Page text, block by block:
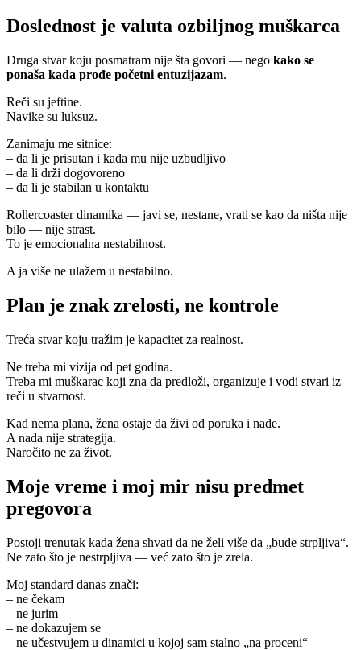
Doslednost je valuta ozbiljnog muškarca
Druga stvar koju posmatram nije šta govori — nego kako se
ponaša kada prođe početni entuzijazam.
Reči su jeftine.
Navike su luksuz.
Zanimaju me sitnice:
– da li je prisutan i kada mu nije uzbudljivo
– da li drži dogovoreno
– da li je stabilan u kontaktu
Rollercoaster dinamika — javi se, nestane, vrati se kao da ništa nije
bilo — nije strast.
To je emocionalna nestabilnost.
A ja više ne ulažem u nestabilno.
Plan je znak zrelosti, ne kontrole
Treća stvar koju tražim je kapacitet za realnost.
Ne treba mi vizija od pet godina.
Treba mi muškarac koji zna da predloži, organizuje i vodi stvari iz
reči u stvarnost.
Kad nema plana, žena ostaje da živi od poruka i nade.
A nada nije strategija.
Naročito ne za život.
Moje vreme i moj mir nisu predmet
pregovora
Postoji trenutak kada žena shvati da ne želi više da „bude strpljiva“.
Ne zato što je nestrpljiva — već zato što je zrela.
Moj standard danas znači:
– ne čekam
– ne jurim
– ne dokazujem se
– ne učestvujem u dinamici u kojoj sam stalno „na proceni“